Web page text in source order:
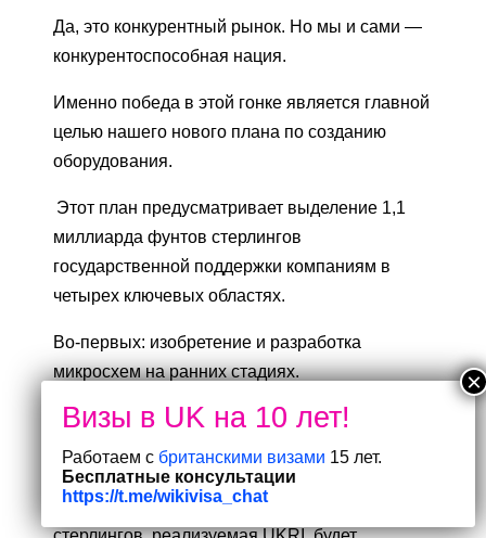
Да, это конкурентный рынок. Но мы и сами —
конкурентоспособная нация.
Именно победа в этой гонке является главной
целью нашего нового плана по созданию
оборудования.
Этот план предусматривает выделение 1,1
миллиарда фунтов стерлингов
государственной поддержки компаниям в
четырех ключевых областях.
Во-первых: изобретение и разработка
микросхем на ранних стадиях.
Именно поэтому наша новая программа
инноваций в области аппаратного
обеспечения для искусственного интеллекта
стоимостью 120 миллионов фунтов
Работаем с британскими визами 15 лет.
Бесплатные консультации
https://t.me/wikivisa_chat